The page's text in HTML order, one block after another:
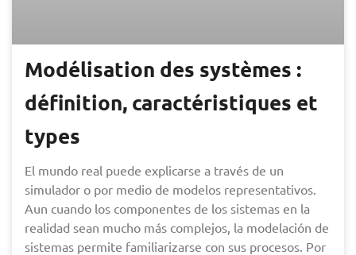
Modélisation des systèmes :
définition, caractéristiques et
types
El mundo real puede explicarse a través de un
simulador o por medio de modelos representativos.
Aun cuando los componentes de los sistemas en la
realidad sean mucho más complejos, la modelación de
sistemas permite familiarizarse con sus procesos. Por